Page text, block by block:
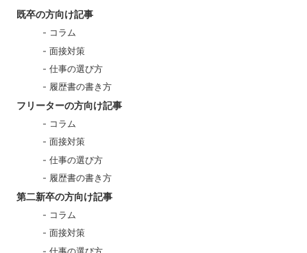
既卒の方向け記事
コラム
面接対策
仕事の選び方
履歴書の書き方
フリーターの方向け記事
コラム
面接対策
仕事の選び方
履歴書の書き方
第二新卒の方向け記事
コラム
面接対策